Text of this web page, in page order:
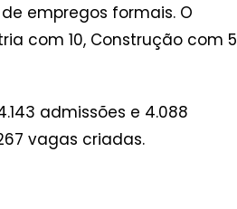
empregos formais. O
com 10, Construção com 5
admissões e 4.088
vagas criadas.